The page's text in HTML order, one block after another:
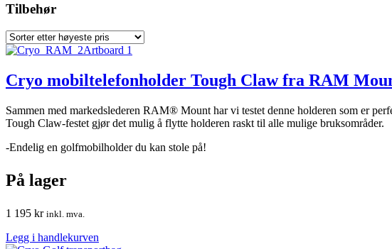
Tilbehør
Cryo mobiltelefonholder Tough Claw fra RAM
Sammen med markedslederen RAM® Mount har vi testet denne holderen som er
Tough Claw-festet gjør det mulig å flytte holderen raskt til alle mulige bruksområder.
-Endelig en golfmobilholder du kan stole på!
På lager
1 195 kr inkl. mva.
Legg i handlekurven